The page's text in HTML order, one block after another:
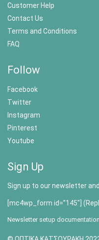
Customer Help
Contact Us
Terms and Conditions
FAQ
Follow
Facebook
Twitter
Instagram
Pinterest
Youtube
Sign Up
Sign up to our newsletter
[mc4wp_form id=”145″]
Newsletter setup documentation